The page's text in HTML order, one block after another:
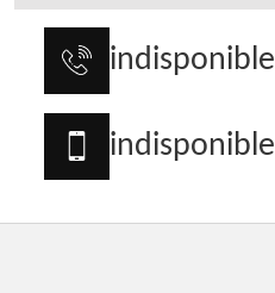
indisponible
indisponible